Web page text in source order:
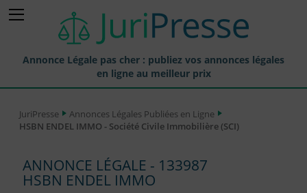
Annonce Légale pas cher : publiez vos annonces légales
en ligne au meilleur prix
Annonces Légales Publiées
Journaux Habilités (JAL) Annonces Légales
JuriPresse
Annonces Légales Publiées en Ligne
HSBN ENDEL IMMO - Société Civile Immobilière (SCI)
ANNONCE LÉGALE - 133987
HSBN ENDEL IMMO